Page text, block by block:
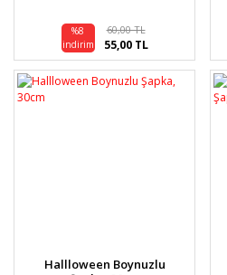
%8
indirim
60,00 TL
55,00 TL
Hallloween Boynuzlu